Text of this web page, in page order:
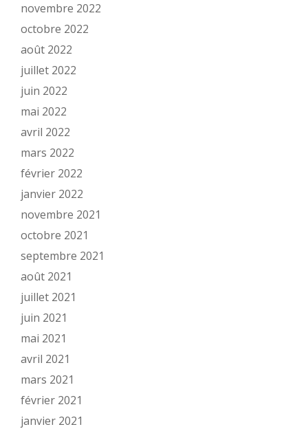
novembre 2022
octobre 2022
août 2022
juillet 2022
juin 2022
mai 2022
avril 2022
mars 2022
février 2022
janvier 2022
novembre 2021
octobre 2021
septembre 2021
août 2021
juillet 2021
juin 2021
mai 2021
avril 2021
mars 2021
février 2021
janvier 2021